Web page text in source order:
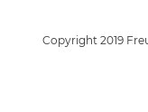
Copyright 2019